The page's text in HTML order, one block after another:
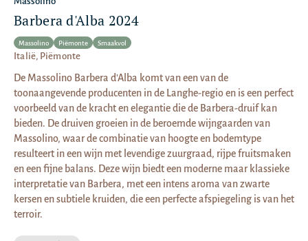
Barbera d'Alba 2024
Massolino Piëmonte Smaakvol
Italië, Piëmonte
De Massolino Barbera d'Alba komt van een van de
toonaangevende producenten in de Langhe-regio en is een perfect
voorbeeld van de kracht en elegantie die de Barbera-druif kan
bieden. De druiven groeien in de beroemde wijngaarden van
Massolino, waar de combinatie van hoogte en bodemtype
resulteert in een wijn met levendige zuurgraad, rijpe fruitsmaken
en een fijne balans. Deze wijn biedt een moderne maar klassieke
interpretatie van Barbera, met een intens aroma van zwarte
kersen en subtiele kruiden, die een perfecte afspiegeling is van het
terroir.